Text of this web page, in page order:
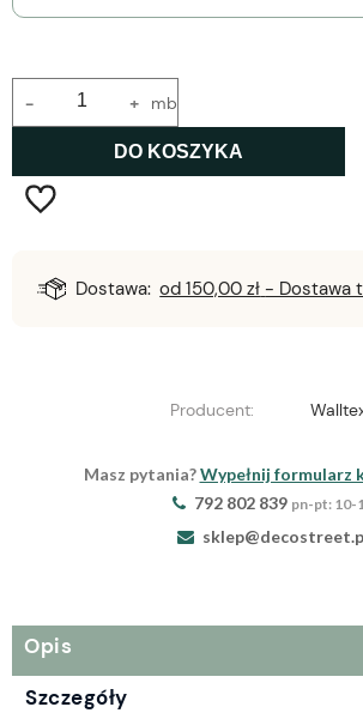
+
- mb
DO KOSZYKA
Dostawa: od 150,00 zł - Dostawa
Producent:
Masz pytania?Wypełnij formularz
792 802 839 pn-pt: 10-
Opis
Szczegóły